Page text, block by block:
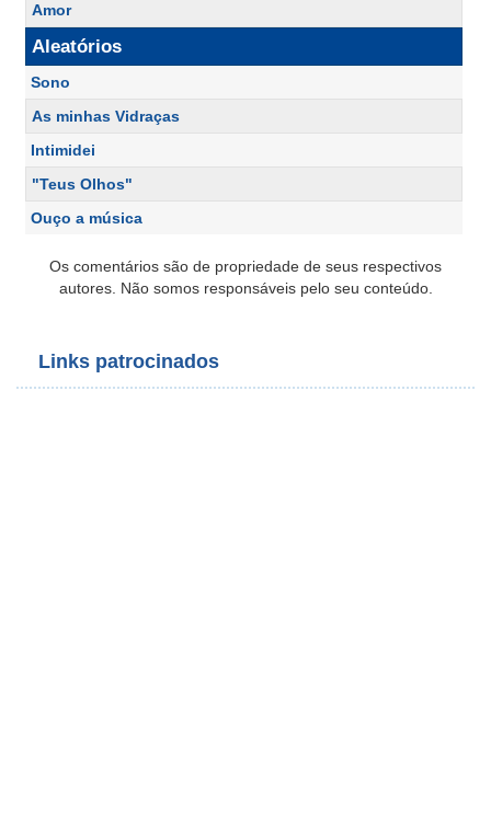
Amor
Aleatórios
Sono
As minhas Vidraças
Intimidei
"Teus Olhos"
Ouço a música
Os comentários são de propriedade de seus respectivos
autores. Não somos responsáveis pelo seu conteúdo.
Links patrocinados